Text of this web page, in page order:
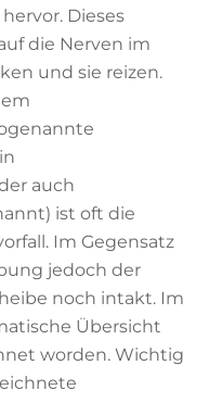
Dieses
die Nerven im
und sie reizen.
auch
ist oft die
Im Gegensatz
jedoch der
noch intakt. Im
Übersicht
worden. Wichtig